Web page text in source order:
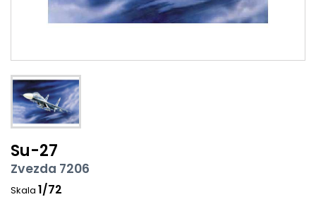
Su-27
Zvezda 7206
Skala 1/72